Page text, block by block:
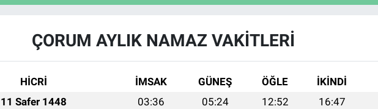
ÇORUM AYLIK NAMAZ VAKITLERI
HİCRİ İMSAK GÜNEŞ ÖĞLE İKINDI
11 Safer 1448 03:36 05:24 12:52 16:47